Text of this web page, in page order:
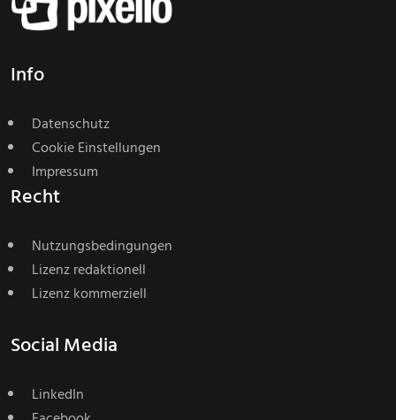
Info
Datenschutz
Cookie Einstellungen
Impressum
Recht
Nutzungsbedingungen
Lizenz redaktionell
Lizenz kommerziell
Social Media
LinkedIn